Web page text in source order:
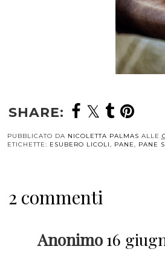
SHARE:
PUBBLICATO DA NICOLETTA PALMAS ALLE
ETICHETTE: ESUBERO LICOLI, PANE, PANE
2 commenti
Anonimo 16